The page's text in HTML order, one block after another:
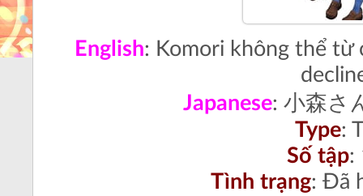
English: Komori không thể từ
Japanese: 小森さ
Type:
Số tập:
Tình trạng: Đã